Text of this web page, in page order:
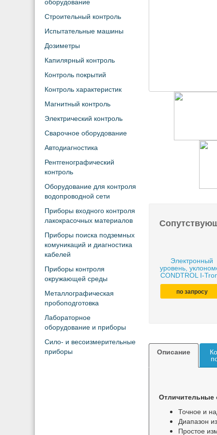
оборудование
Строительный контроль
Испытательные машины
Дозиметры
Капилярный контроль
Контроль покрытий
Контроль характеристик
Магнитный контроль
Электрический контроль
Сварочное оборудование
Автодиагностика
Рентгенографический
контроль
Оборудование для контроля
водопроводной сети
Приборы входного контроля
лакокрасочных материалов
Приборы поиска подземных
комуникаций и диагностика
кабелей
Приборы контроля
окружающей среды
Металлографическая
пробоподготовка
Лабораторное
оборудование и приборы
Сило- и весоизмерительные
приборы
Электронный
уровень,
CONDTROL I-
по запросу
Описание
Отличительные
Точное и
Диапазон
Простое